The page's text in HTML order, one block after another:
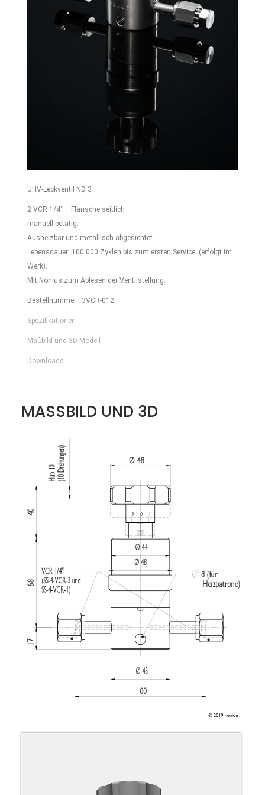
UHV-Leckventil ND 3
2 VCR 1/4″ – Flansche seitlich
manuell betätig.
Ausheizbar und metallisch abgedichtet.
Lebensdauer: 100.000 Zyklen bis zum ersten Service. (erfolgt im
Werk).
Mit Nonius zum Ablesen der Ventilstellung.
Bestellnummer F3VCR-012.
Spezifikationen
Maßbild und 3D-Modell
Downloads
MASSBILD UND 3D